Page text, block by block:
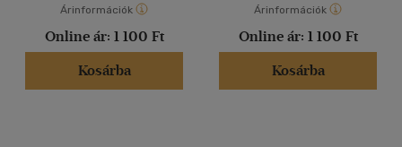
Árinformációk
Online ár: 1 100 Ft
Kosárba
Árinformációk
Online ár: 1 100 Ft
Kosárba